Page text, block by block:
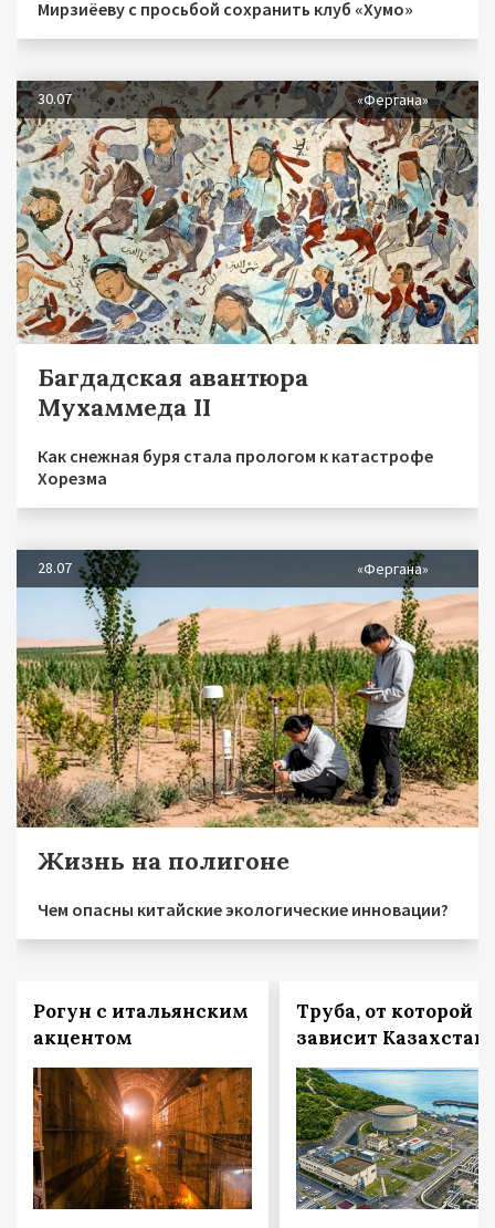
Мирзиёеву с просьбой сохранить клуб «Хумо»
30.07 «Фергана»
Багдадская авантюра
Мухаммеда II
Как снежная буря стала прологом к катастрофе
Хорезма
28.07 «Фергана»
Жизнь на полигоне
Чем опасны китайские экологические инновации?
Рогун с итальянским
акцентом
Труба, от которой
зависит Казахстан